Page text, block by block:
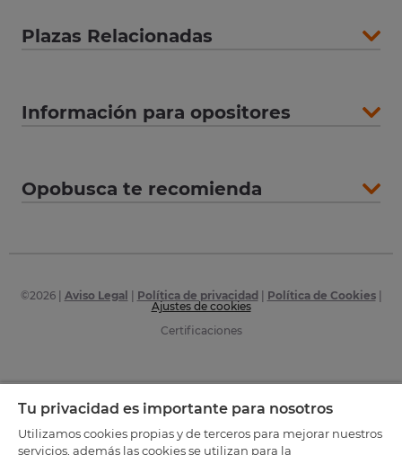
Plazas Relacionadas
Información para opositores
Opobusca te recomienda
©2026| Aviso Legal Política de privacidad Política de Cookies|
Ajustes de cookies
Certificaciones
Tu privacidad es importante para nosotros
Utilizamos cookies propias y de terceros para mejorar nuestros
servicios, además las cookies se utilizan para la